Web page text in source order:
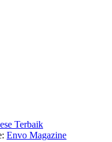
Terbaik
Envo Magazine